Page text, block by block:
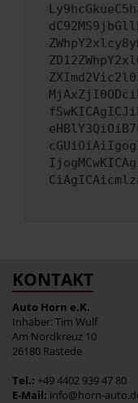
KONTAKT
Auto Horn e.K.
Inhaber: Tim Wulf
Am Nordkreuz 10
26180 Rastede
Tel.: +49 4402 939 47 80
E-Mail: info@horn-